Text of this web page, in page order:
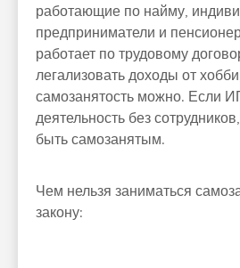
работающие по найму,
предприниматели и
работает по трудовому
легализовать доходы от
самозанятость можно. Если
деятельность без
быть самозанятым.
Чем нельзя заниматься
закону: